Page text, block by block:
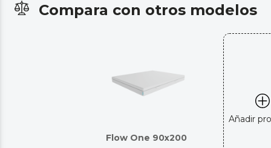
Compara con otros modelos
Flow One 90x200
Añadir